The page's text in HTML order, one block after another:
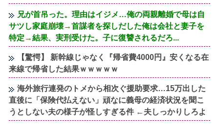
兄が首吊った。理由はイジメ…俺の両親離婚で母は自
サツし家庭崩壊→首謀者を探しだした俺は会社と妻子を
特定→結果、実刑受けた。子に復讐されるだろ...
【驚愕】 新幹線じゃなく『帰省費4000円』安くなる在
来線で帰省した結果ｗｗｗｗｗ
海外旅行連発のトメから相次ぐ援助要求…15万出した
直後に「保険代払えない」頑なに義母の経済状況を聞こ
うとしない夫の様子が怪しすぎる件 ←夫しっかりしろよ